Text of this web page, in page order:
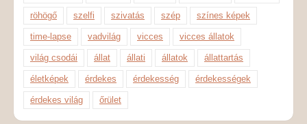
röhögő szelfi szivatás szép színes képek
time-lapse vadvilág vicces vicces állatok
világ csodái állat állati állatok állattartás
életképek érdekes érdekesség érdekességek
érdekes világ őrület